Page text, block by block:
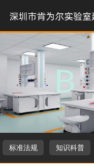
标准法规 知识科普